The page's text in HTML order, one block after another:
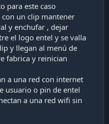
para este caso
con un clip mantener
y enchufar , dejar
el logo entel y se valla
y llegan al menú de
fabrica y reinician
a una red con internet
usuario o pin de entel
a una red wifi sin